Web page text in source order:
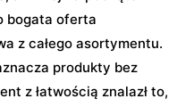
bogata oferta
z całego asortymentu.
produkty bez
z łatwością znalazł to,